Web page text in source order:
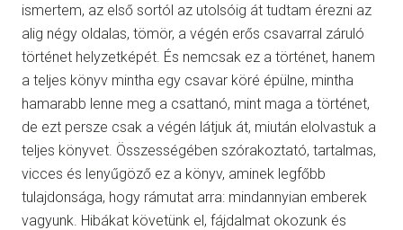
ismertem, az első sortól az utolsóig át tudtam érezni az
alig négy oldalas, tömör, a végén erős csavarral záruló
történet helyzetképét. És nemcsak ez a történet, hanem
a teljes könyv mintha egy csavar köré épülne, mintha
hamarabb lenne meg a csattanó, mint maga a történet,
de ezt persze csak a végén látjuk át, miután elolvastuk a
teljes könyvet. Összességében szórakoztató, tartalmas,
vicces és lenyűgöző ez a könyv, aminek legfőbb
tulajdonsága, hogy rámutat arra: mindannyian emberek
vagyunk. Hibákat követünk el, fájdalmat okozunk és